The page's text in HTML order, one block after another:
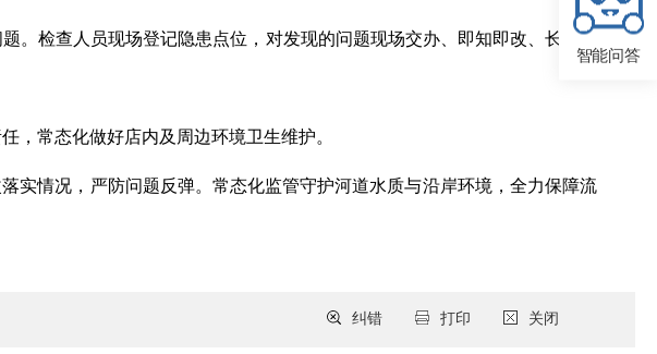
。检查人员现场登记隐患点位，对发现的问题现场交办、即知即改、长期坚
，常态化做好店内及周边环境卫生维护。
实情况，严防问题反弹。常态化监管守护河道水质与沿岸环境，全力保障流
关闭
打印
纠错
智能问答